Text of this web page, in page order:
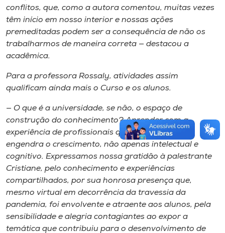
conflitos, que, como a autora comentou, muitas vezes
têm início em nosso interior e nossas ações
premeditadas podem ser a consequência de não os
trabalharmos de maneira correta — destacou a
acadêmica.
Para a professora Rossaly, atividades assim
qualificam ainda mais o Curso e os alunos.
— O que é a universidade, se não, o espaço de
construção do conhecimento? Aprender com a
experiência de profissionais que são inspiração
engendra o crescimento, não apenas intelectual e
cognitivo. Expressamos nossa gratidão à palestrante
Cristiane, pelo conhecimento e experiências
compartilhados, por sua honrosa presença que,
mesmo virtual em decorrência da travessia da
pandemia, foi envolvente e atraente aos alunos, pela
sensibilidade e alegria contagiantes ao expor a
temática que contribuiu para o desenvolvimento de